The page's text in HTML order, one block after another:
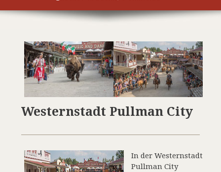
Westernstadt Pullman City
In der Westernstadt
Pullman City